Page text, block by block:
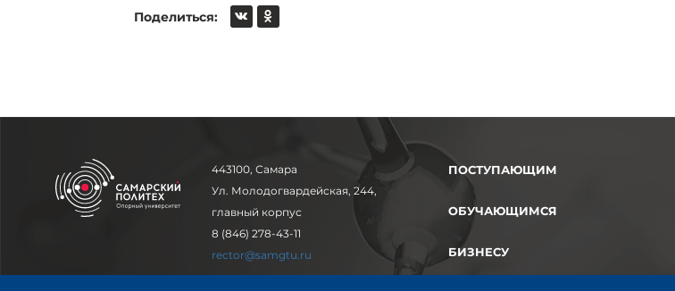
Поделиться:
443100, Самара
Ул. Молодогвардейская, 244,
главный корпус
8 (846) 278-43-11
rector@samgtu.ru
ПОСТУПАЮЩИМ
ОБУЧАЮЩИМСЯ
БИЗНЕСУ